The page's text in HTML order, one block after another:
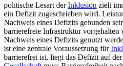
politische Lesart derInklusion zielt
ein Defizit zugeschrieben wird.
Nachweis eines Defizits gebunden
barrierefreie Infrastruktur vorgehalten
Nachweis eines Defizits genutzt
ist eine zentrale Voraussetzung für
barrierefrei ist, liegt das Defizit auf